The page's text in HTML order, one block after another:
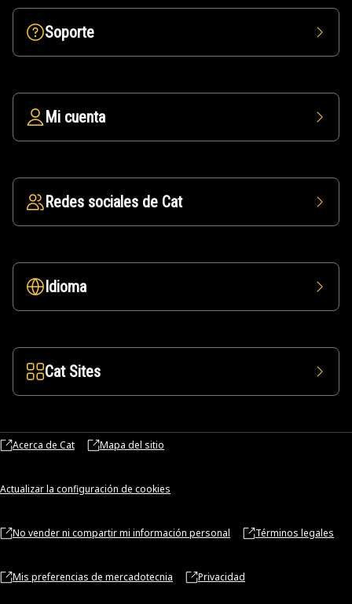
Soporte
Mi cuenta
Redes sociales de Cat
Idioma
Cat Sites
Acerca de Cat Mapa del sitio
Actualizar la configuración de cookies
No vender ni compartir mi información personal Términos legales
Mis preferencias de mercadotecnia Privacidad